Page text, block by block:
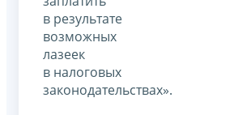
в результате
возможных
лазеек
в налоговых
законодательствах».